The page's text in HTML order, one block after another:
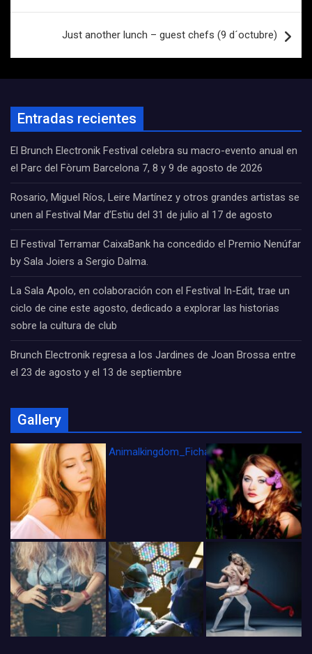
Just another lunch – guest chefs (9 d´octubre)
Entradas recientes
El Brunch Electronik Festival celebra su macro-evento anual en
el Parc del Fòrum Barcelona 7, 8 y 9 de agosto de 2026
Rosario, Miguel Ríos, Leire Martínez y otros grandes artistas se
unen al Festival Mar d’Estiu del 31 de julio al 17 de agosto
El Festival Terramar CaixaBank ha concedido el Premio Nenúfar
by Sala Joiers a Sergio Dalma.
La Sala Apolo, en colaboración con el Festival In-Edit, trae un
ciclo de cine este agosto, dedicado a explorar las historias
sobre la cultura de club
Brunch Electronik regresa a los Jardines de Joan Brossa entre
el 23 de agosto y el 13 de septiembre
Gallery
Animalkingdom_FichaCine